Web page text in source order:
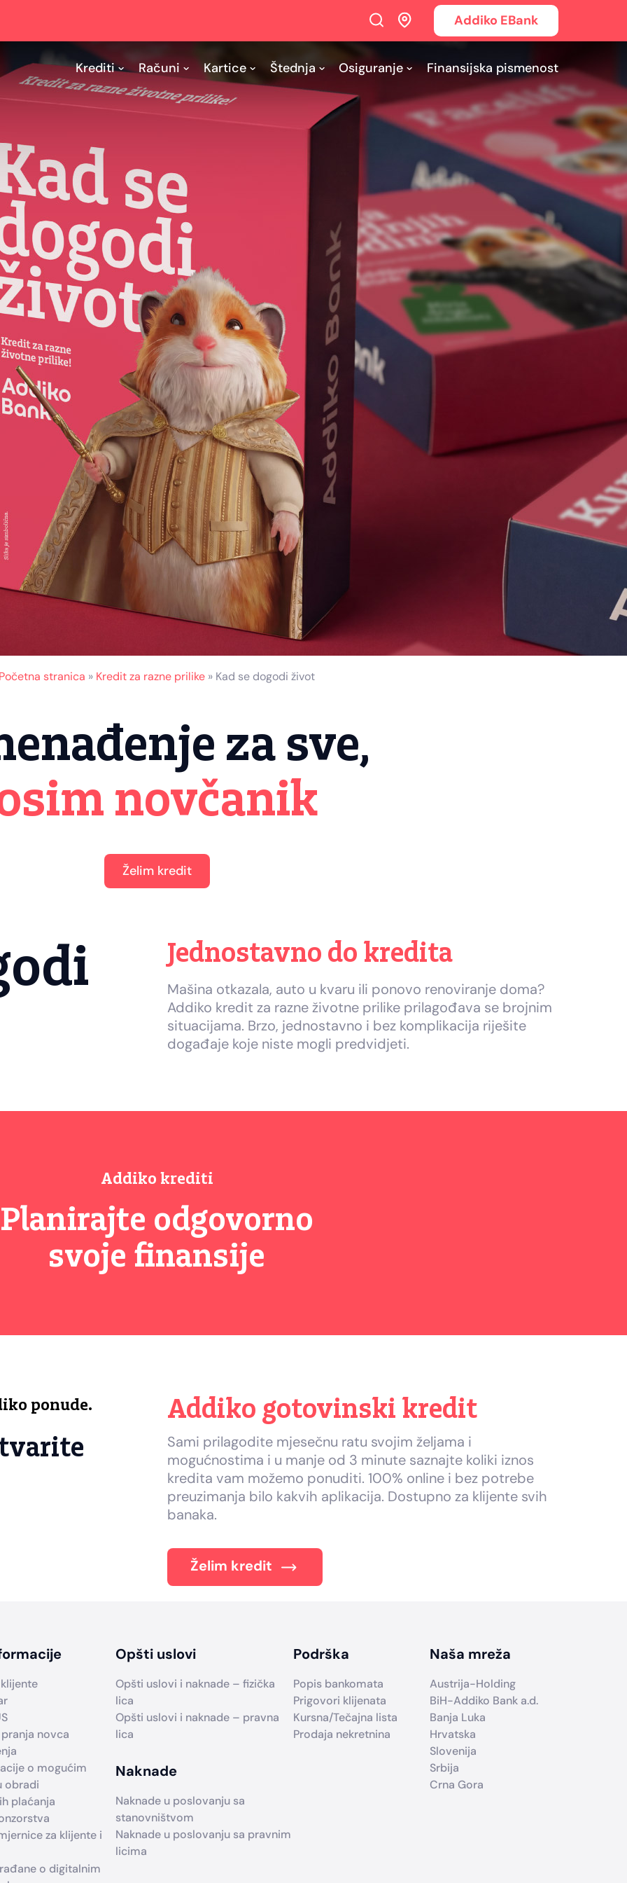
Addiko EBank
Krediti Računi Kartice Štednja Osiguranje Finansijska pismenost
stranica » Kredit za razne prilike » Kad se dogodi život
za sve,
novčanik
Želim kredit
Jednostavno do kredita
Mašina otkazala, auto u kvaru ili ponovo renoviranje doma?
Addiko kredit za razne životne prilike prilagođava se brojnim
situacijama. Brzo, jednostavno i bez komplikacija riješite
događaje koje niste mogli predvidjeti.
Addiko krediti
Planirajte odgovorno
svoje finansije
ponude. Addiko gotovinski kredit
Sami prilagodite mjesečnu ratu svojim željama i
mogućnostima i u manje od 3 minute saznajte koliki iznos
kredita vam možemo ponuditi. 100% online i bez potrebe
preuzimanja bilo kakvih aplikacija. Dostupno za klijente svih
banaka.
Želim kredit
novca
o mogućim
obradi
plaćanja
za klijente i
o digitalnim
Opšti uslovi
Opšti uslovi i naknade – fizička
lica
Opšti uslovi i naknade – pravna
lica
Naknade
Naknade u poslovanju sa
stanovništvom
Naknade u poslovanju sa pravnim
licima
Podrška
Popis bankomata
Prigovori klijenata
Kursna/Tečajna lista
Prodaja nekretnina
Naša mreža
Austrija-Holding
BiH-Addiko Bank a.d.
Banja Luka
Hrvatska
Slovenija
Srbija
Crna Gora